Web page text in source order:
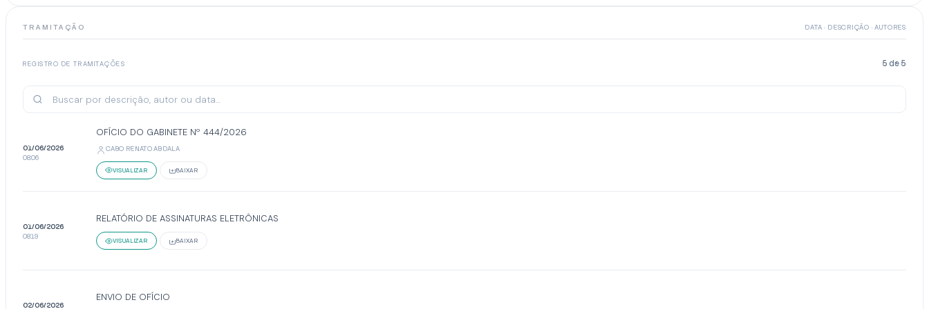
TRAMITAÇÃO DATA · DESCRIÇÃO · AUTORES
REGISTRO DE TRAMITAÇÕES 5 de 5
01/06/2026
08:06
OFÍCIO DO GABINETE Nº 444/2026
CABO RENATO ABDALA
VISUALIZAR BAIXAR
01/06/2026
08:19
RELATÓRIO DE ASSINATURAS ELETRÔNICAS
VISUALIZAR BAIXAR
02/06/2026
ENVIO DE OFÍCIO